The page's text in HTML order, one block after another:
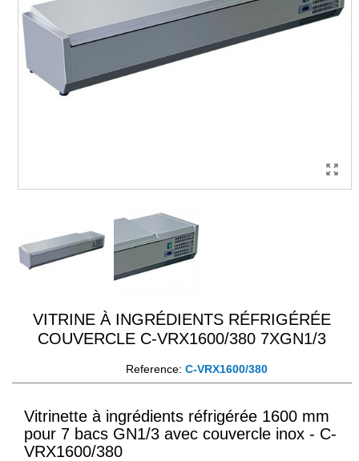
VITRINE À INGRÉDIENTS RÉFRIGÉRÉE
COUVERCLE C-VRX1600/380 7XGN1/3
Reference: C-VRX1600/380
Vitrinette à ingrédients réfrigérée 1600 mm
pour 7 bacs GN1/3 avec couvercle inox - C-
VRX1600/380